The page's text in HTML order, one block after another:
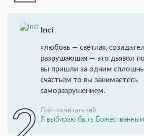
Inci
«любовь — светлая,
разрушаюшая — это дьявол
вы пришли за одним
счастьем то вы занимаетесь
саморазрушением.
Письма читателей
Я выбираю быть Божественным